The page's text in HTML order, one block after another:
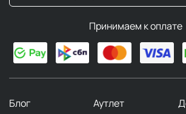
Принимаем к оплате
Блог Аутлет